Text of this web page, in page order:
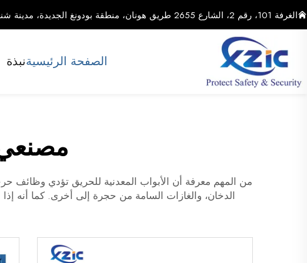
الغرفة 101، رقم 2، الشارع 2655 طريق هونان، منطقة بودونغ الجديدة، مدينة شنغهاي، الصين
الصفحة الرئيسيةنبذة
مصنعي
من المهم معرفة أن الأبواب المعدنية للحريق تؤدي وظائف
الدخان، والغازات السامة من حجرة إلى أخرى. كما أنه